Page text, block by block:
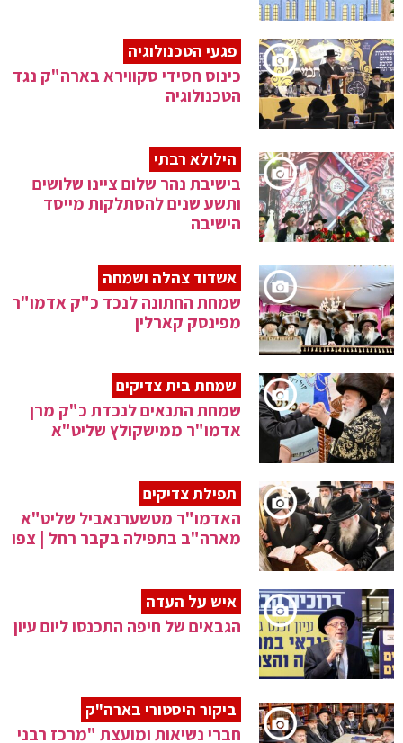
פגעי הטכנולוגיה
כינוס חסידי סקווירא בארה"ק נגד
הטכנולוגיה
הילולא רבתי
בישיבת נהר שלום ציינו שלושים
ותשע שנים להסתלקות מייסד
הישיבה
אשדוד צהלה ושמחה
שמחת החתונה לנכד כ"ק אדמו"ר
מפינסק קארלין
שמחת בית צדיקים
שמחת התנאים לנכדת כ"ק מרן
אדמו"ר ממישקולץ שליט"א
תפילת צדיקים
האדמו"ר מטשערנאביל שליט"א
מארה"ב בתפילה בקבר רחל | צפו
איש על העדה
הגבאים של חיפה התכנסו ליום עיון
ביקור היסטורי בארה"ק
חברי נשיאות ומועצת "מרכז רבני